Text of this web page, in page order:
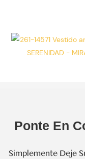
Ponte En
Simplemente Deje